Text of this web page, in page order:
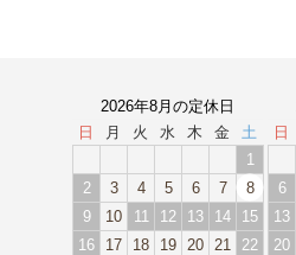
2026年8月の定休日
日
月 火 水 木 金
土
1
2
3 4 5 6 7
8
9
10 11 12 13 14
15
16
17 18 19 20 21
22
日
6
13
20